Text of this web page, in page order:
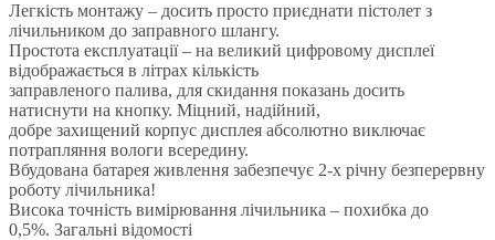
Легкість монтажу – досить просто приєднати пістолет з
лічильником до заправного шлангу.
Простота експлуатації – на великий цифровому дисплеї
відображається в літрах кількість
заправленого палива, для скидання показань досить
натиснути на кнопку. Міцний, надійний,
добре захищений корпус дисплея абсолютно виключає
потрапляння вологи всередину.
Вбудована батарея живлення забезпечує 2-х річну безперервну
роботу лічильника!
Висока точність вимірювання лічильника – похибка до
0,5%. Загальні відомості